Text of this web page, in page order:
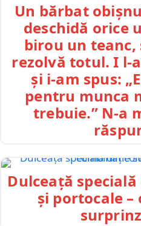
Un bărbat
deschidă orice
birou un teanc,
rezolvă totul. I l-
și i-am spus:
pentru munca
trebuie.” N-a
Dulceață
și portocale